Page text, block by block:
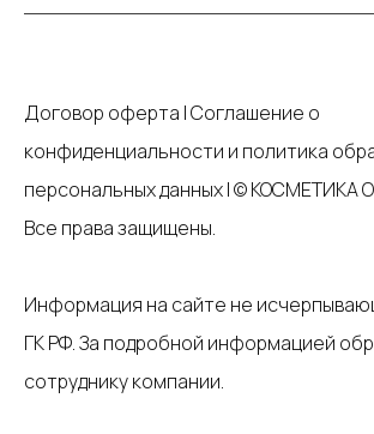
Договор оферта |Соглашение о
конфиденциальности и политика
персональных данных|© КОСМЕТИКА
Все права защищены.
Информация на сайте не
ГК РФ. За подробной информацией
сотруднику компании.